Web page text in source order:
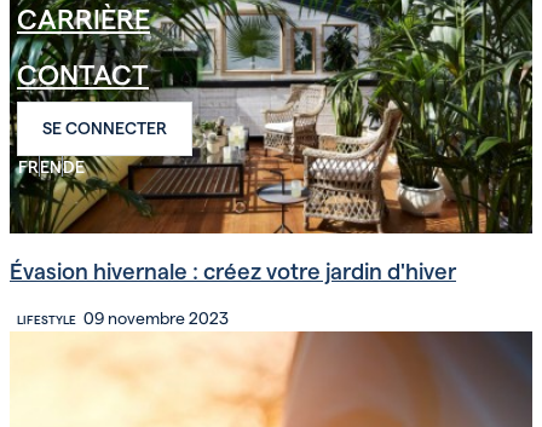
CARRIÈRE
CONTACT
SE CONNECTER
FRENDE
Évasion hivernale : créez votre jardin d'hiver
LIFESTYLE 09 novembre 2023